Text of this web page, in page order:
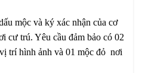
mộc và ký xác nhận của cơ
cư trú. Yêu cầu đảm bảo có 02
trí hình ảnh và 01 mộc đỏ nơi